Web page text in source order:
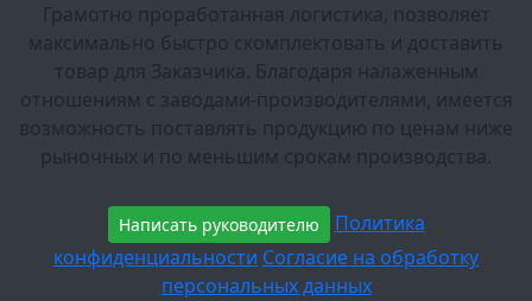
Грамотно проработанная логистика, позволяет
максимально быстро скомплектовать и доставить
товар для Заказчика. Благодаря налаженным
отношениям с заводами-производителями, имеется
возможность поставлять продукцию по ценам ниже
рыночных и по меньшим срокам производства.
Написать руководителю
Политика
конфиденциальности Согласие на обработку
персональных данных